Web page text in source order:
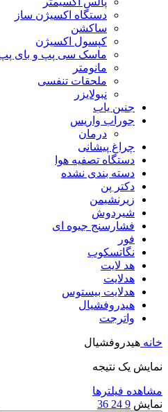
دستگاه اکسیژن ساز
ساکشن
کپسول اکسیژن
ماسک سی پپ و بای
مانومتر
ملحقات تنفسی
نبولایزر
جنین یاب
جوراب واریس
درمان
چراغ پیشانی
دستگاه تصفیه هوا
دسته بندی نشده
دکتر پن
زیرنشیمن
شیردوش
فشارسنج جیوه ای
فور
نگاتسکوب
هد لایت
هدلایت
هدلایت بیستوس
هیدروفشیال
واترجت
خانه هیدروفشیال
نمایش یک نتیجه
مشاهده فیلترها
نمایش 9
24
36